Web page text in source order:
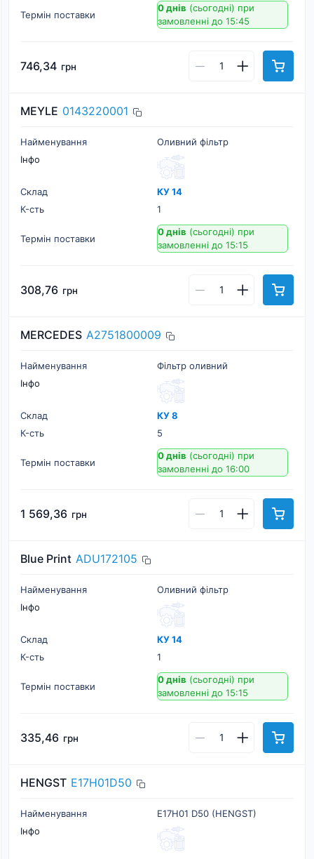
Термін поставки
0 днів (сьогодні) при
замовленні до 15:45
746,34 грн
MEYLE 0143220001
Найменування
Оливний фільтр
Інфо
Склад
КУ 14
К-cть
1
Термін поставки
0 днів (сьогодні) при
замовленні до 15:15
308,76 грн
MERCEDES A2751800009
Найменування
Фільтр оливний
Інфо
Склад
КУ 8
К-cть
5
Термін поставки
0 днів (сьогодні) при
замовленні до 16:00
1 569,36 грн
Blue Print ADU172105
Найменування
Оливний фільтр
Інфо
Склад
КУ 14
К-cть
1
Термін поставки
0 днів (сьогодні) при
замовленні до 15:15
335,46 грн
HENGST E17H01D50
Найменування
E17H01 D50 (HENGST)
Інфо